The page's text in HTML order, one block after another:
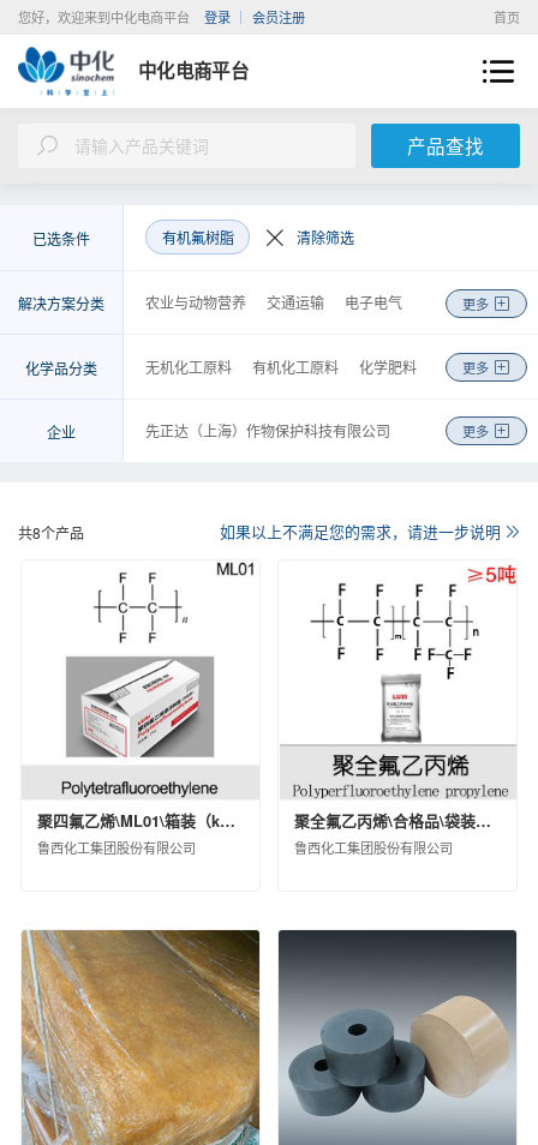
首页
您好，欢迎来到中化电商平台 登录 会员注册
中化电商平台
产品查找
已选条件 有机氟树脂 清除筛选
解决方案分类 农业与动物营养 交通运输
电子电气
医疗与健康
美容与个人护理
皮革纺织
检测
物流 商务 咨询 工程
更多
化学品分类 无机化工原料 有机化工原料
化学肥料
染料及有机颜料
化学试剂
金属制品、机械和设备
橡胶制品
催化剂及各种化学助剂
信息用化学品
更多
企业
先正达（上海）作物保护科技有限公司
中化化工科学技术研究总院有限公司
中化化肥控股有限公司
江苏扬农化工集团有限公司
鲁西化工集团股份有限公司
沧州大化集团有限责任公司
江西蓝星星火有机硅有限公司
埃肯有机硅（上海）有限公司
南通星辰合成材料有限公司
中化蓝天集团有限公司
圣奥化学科技有限公司
沈阳新纪化学有限公司
沈阳化工股份有限公司
山东蓝星东大有限公司
中昊晨光化工研究院有限公司
黎明化工研究设计院有限责任公司
昊华气体有限公司
中昊北方涂料工业研究设计院有限公司
德州实华化工有限公司
更多
共8个产品 如果以上不满足您的需求，请进一步说明
聚四氟乙烯\ML01\箱装（kg）\25\工业级
鲁西化工集团股份有限公司
聚全氟乙丙烯\合格品\袋装（kg）\25\工业级
鲁西化工集团股份有限公司